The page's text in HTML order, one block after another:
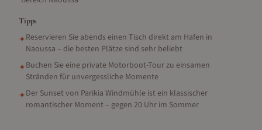
Tipps
✦Reservieren Sie abends einen Tisch direkt am Hafen in
Naoussa – die besten Plätze sind sehr beliebt
✦Buchen Sie eine private Motorboot-Tour zu einsamen
Stränden für unvergessliche Momente
✦Der Sunset von Parikia Windmühle ist ein klassischer
romantischer Moment – gegen 20 Uhr im Sommer